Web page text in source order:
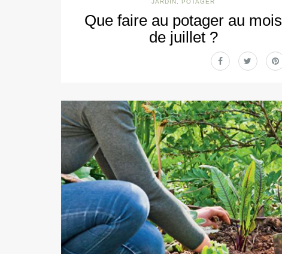
JARDIN POTAGER
Que faire au potager au mois
de juillet ?